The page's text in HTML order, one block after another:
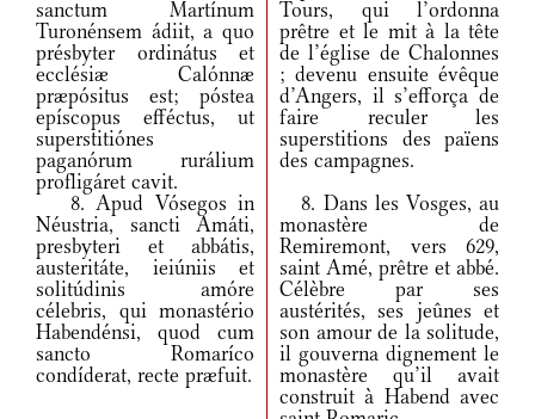
sanctum Martínum
Turonénsem ádiit, a quo
présbyter ordinátus et
ecclésiæ Calónnæ
præpósitus est; póstea
epíscopus efféctus, ut
superstitiónes
paganórum rurálium
profligáret cavit.
Tours, qui l’ordonna
prêtre et le mit à la tête
de l’église de Chalonnes
; devenu ensuite évêque
d’Angers, il s’efforça de
faire reculer les
superstitions des païens
des campagnes.
8. Apud Vósegos in
Néustria, sancti Amáti,
presbyteri et abbátis,
austeritáte, ieiúniis et
solitúdinis amóre
célebris, qui monastério
Habendénsi, quod cum
sancto Romaríco
condíderat, recte præfuit.
8. Dans les Vosges, au
monastère de
Remiremont, vers 629,
saint Amé, prêtre et abbé.
Célèbre par ses
austérités, ses jeûnes et
son amour de la solitude,
il gouverna dignement le
monastère qu’il avait
construit à Habend avec